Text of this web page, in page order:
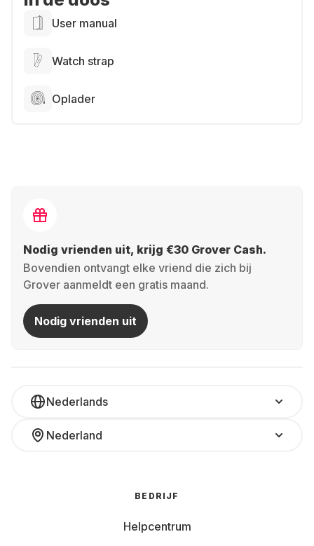
User manual
Watch strap
Oplader
Nodig vrienden uit, krijg €30 Grover Cash.
Bovendien ontvangt elke vriend die zich bij
Grover aanmeldt een gratis maand.
Nodig vrienden uit
Nederlands
Nederland
BEDRIJF
Helpcentrum